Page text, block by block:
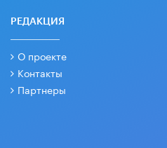
РЕДАКЦИЯ
О проекте
Контакты
Партнеры